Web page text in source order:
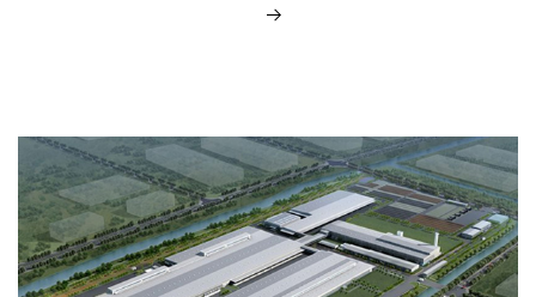
Mehr sehen